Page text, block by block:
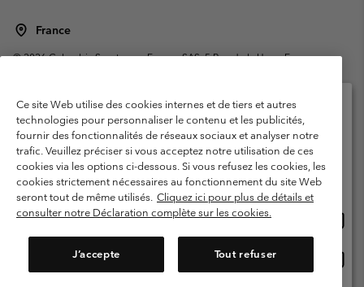
France
©2026Columbia Sportswear Europe SAS. 5 Rue de la Haye, Espace
Garanties Légales
Politique de confidentialité
Conditions d'utilisation - Membres
Conditions D'utilisation - Contenu généré par l'utilisateur
Impressum
Cookies
Public CBCR
Service client: Lun - Sam de 9h à 13h et de 14h à 18h
Ce site Web utilise des cookies internes et de tiers et autres
technologies pour personnaliser le contenu et les publicités,
fournir des fonctionnalités de réseaux sociaux et analyser notre
trafic. Veuillez préciser si vous acceptez notre utilisation de ces
cookies via les options ci-dessous. Si vous refusez les cookies, les
cookies strictement nécessaires au fonctionnement du site Web
seront tout de même utilisés. Cliquez ici pour plus de détails et
consulter notre Déclaration complète sur les cookies.
J’accepte Tout refuser
Veuillez sélectionner votre pays d’expédition et
votre langue
Achats en ligne disponibles
United States
ligne
France